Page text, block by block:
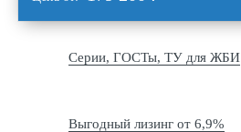
Серии, ГОСТы, ТУ для ЖБИ
Выгодный лизинг от 6,9%